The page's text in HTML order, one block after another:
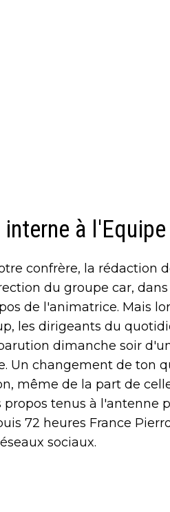
interne à
confrère, la rédaction
du groupe car,
de l'animatrice. Mais
les dirigeants du
dimanche soir
Un changement de ton
même de la part de
propos tenus à l'antenne
72 heures France
sociaux.